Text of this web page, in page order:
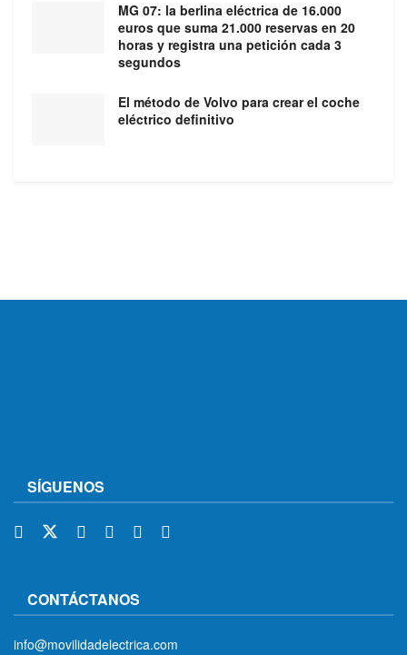
MG 07: la berlina eléctrica de 16.000
euros que suma 21.000 reservas en 20
horas y registra una petición cada 3
segundos
El método de Volvo para crear el coche
eléctrico definitivo
SÍGUENOS
CONTÁCTANOS
info@movilidadelectrica.com